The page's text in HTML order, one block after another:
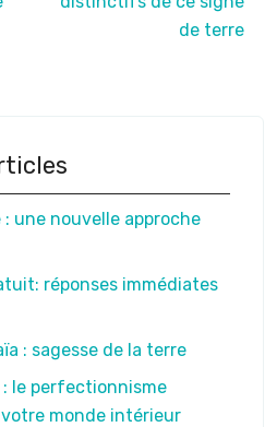
de terre
: une nouvelle approche
réponses immédiates
: sagesse de la terre
le perfectionnisme
monde intérieur